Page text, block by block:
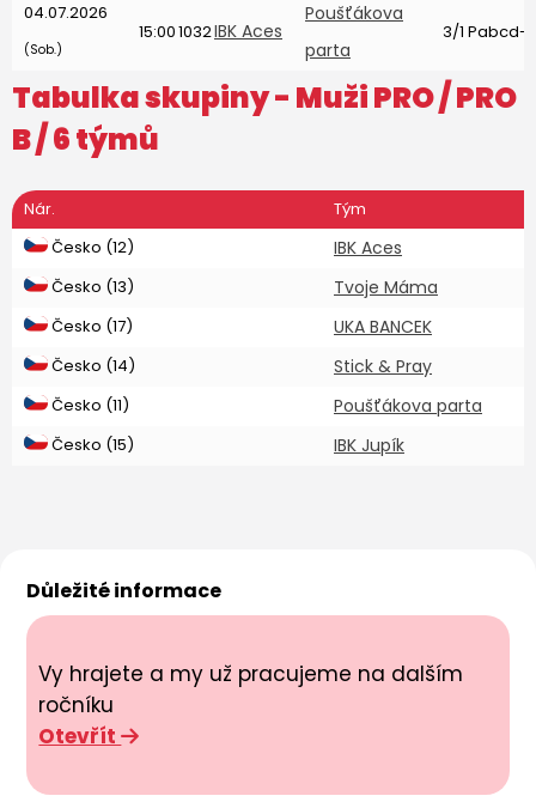
04.07.2026
(Sob.)
15:001032IBK Aces
Poušťákova
parta
3/1 Pabcd-
Tabulka skupiny - Muži PRO/ PRO
B / 6 týmů
Nár.
Tým
Česko (12)
IBK Aces
Česko (13) Tvoje Máma
Česko (17) UKA BANCEK
Česko (14) Stick & Pray
Česko (11) Poušťákova parta
Česko (15) IBK Jupík
Důležité informace
Vy hrajete a my už pracujeme na dalším
ročníku
Otevřít